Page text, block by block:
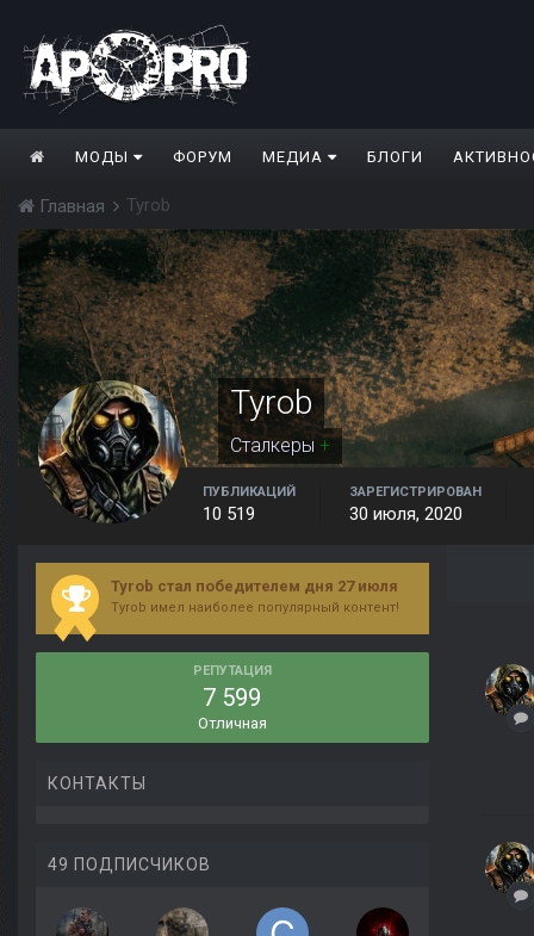
МОДЫ ФОРУМ МЕДИА БЛОГИ
Главная Tyrob
Tyrob
Сталкеры +
ПУБЛИКАЦИЙ
10 519
ЗАРЕГИСТРИРОВАН
30 июля, 2020
Tyrob стал победителем дня 27 июля
Tyrob имел наиболее популярный контент!
РЕПУТАЦИЯ
7 599
Отличная
КОНТАКТЫ
49 ПОДПИСЧИКОВ